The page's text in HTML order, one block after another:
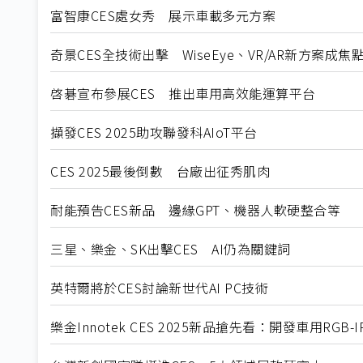
富智康CES處女秀 展示車載多元方案
奇景CES全技術出擊 WiseEye、VR/AR新方案成焦
啓碁宣布參展CES 推出車用高效能運算平台
擷發CES 2025助攻聯發科AIoT平台
CES 2025最後倒數 台廠出征秀肌肉
耐能預告CES新品 邊緣GPT、機器人軟硬整合等
三星、樂金、SK出擊CES AI仍為關鍵詞
英特爾將於CES討論新世代AI PC技術
樂金Innotek CES 2025新品搶先看：開發車用RGB-